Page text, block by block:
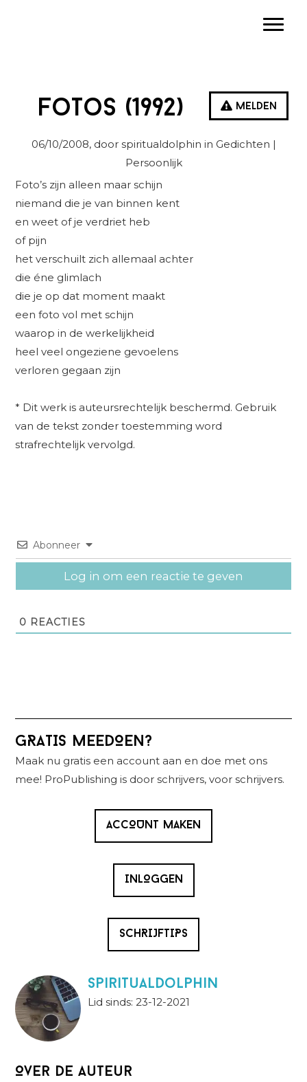
Melden
fotos (1992)
06/10/2008, door spiritualdolphin in Gedichten |
Persoonlijk
Foto’s zijn alleen maar schijn
niemand die je van binnen kent
en weet of je verdriet heb
of pijn
het verschuilt zich allemaal achter
die éne glimlach
die je op dat moment maakt
een foto vol met schijn
waarop in de werkelijkheid
heel veel ongeziene gevoelens
verloren gegaan zijn
* Dit werk is auteursrechtelijk beschermd. Gebruik
van de tekst zonder toestemming word
strafrechtelijk vervolgd.
Abonneer
Log in om een reactie te geven
0 REACTIES
Primaire
Sidebar
GRATIS MEEDOEN?
Maak nu gratis een account aan en doe met ons
mee! ProPublishing is door schrijvers, voor schrijvers.
ACCOUNT MAKEN
INLOGGEN
SCHRIJFTIPS
spiritualdolphin
Lid sinds: 23-12-2021
Over de auteur